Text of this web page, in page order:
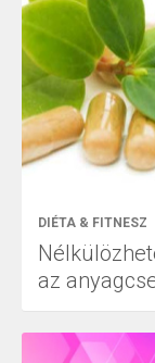
DIÉTA & FITNESZ
az